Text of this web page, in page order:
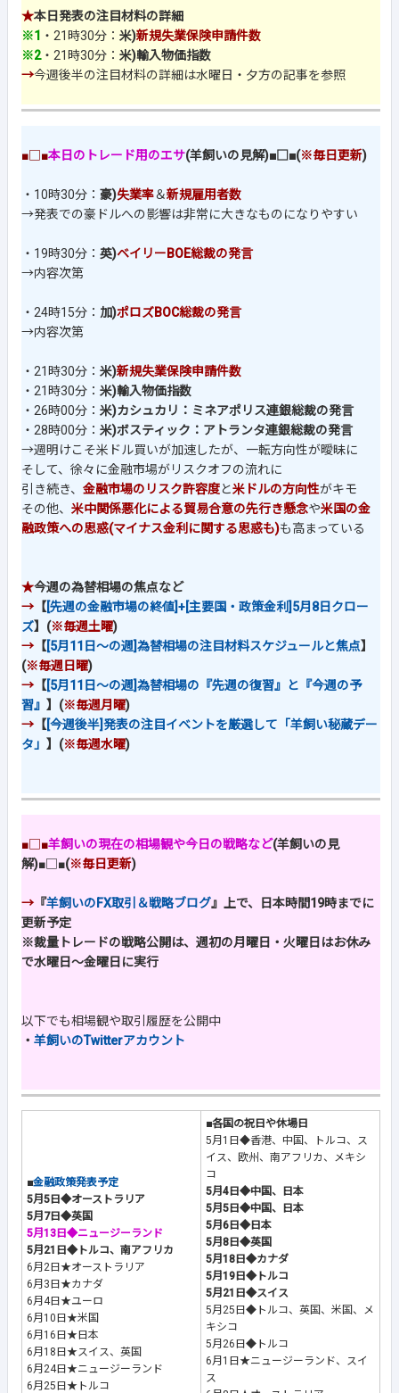
★本日発表の注目材料の詳細
※1 ・21時30分： 米)新規失業保険申請件数
※2・21時30分： 米)輸入物価指数
→今週後半の注目材料の詳細は水曜日・夕方の記事を参照
■□■本日のトレード用のエサ(羊飼いの見解)■□■(※毎日更新)
・10時30分： 豪)失業率＆新規雇用者数
→発表での豪ドルへの影響は非常に大きなものになりやすい
・19時30分： 英)ベイリーBOE総裁の発言
→内容次第
・24時15分： 加)ポロズBOC総裁の発言
→内容次第
・21時30分： 米)新規失業保険申請件数
・21時30分： 米)輸入物価指数
・26時00分： 米)カシュカリ：ミネアポリス連銀総裁の発言
・28時00分： 米)ボスティック：アトランタ連銀総裁の発言
→週明けこそ米ドル買いが加速したが、一転方向性が曖昧に
そして、徐々に金融市場がリスクオフの流れに
引き続き、 金融市場のリスク許容度と米ドルの方向性がキモ
その他、 米中関係悪化による貿易合意の先行き懸念や米国の金
融政策への思惑(マイナス金利に関する思惑も)も高まっている
★今週の為替相場の焦点など
→ 【[先週の金融市場の終値]+[主要国・政策金利]5月8日クロー
ズ】(※毎週土曜)
→ 【[5月11日～の週]為替相場の注目材料スケジュールと焦点】
(※毎週日曜)
→ 【[5月11日～の週]為替相場の『先週の復習』と『今週の予
習』 】(※毎週月曜)
→ 【[今週後半]発表の注目イベントを厳選して「羊飼い秘蔵デー
タ」 】(※毎週水曜)
■□■羊飼いの現在の相場観や今日の戦略など(羊飼いの見
解)■□■(※毎日更新)
→ 『羊飼いのFX取引＆戦略ブログ』上で、日本時間19時までに
更新予定
※裁量トレードの戦略公開は、週初の月曜日・火曜日はお休み
で水曜日～金曜日に実行
以下でも相場観や取引履歴を公開中
・ 羊飼いのTwitterアカウント
■金融政策発表予定
5月5日◆オーストラリア
5月7日◆英国
5月13日◆ニュージーランド
5月21日◆トルコ、南アフリカ
6月2日★オーストラリア
6月3日★カナダ
6月4日★ユーロ
6月10日★米国
6月16日★日本
6月18日★スイス、英国
6月24日★ニュージーランド
6月25日★トルコ
■各国の祝日や休場日
5月1日◆香港、中国、トルコ、ス
イス、欧州、南アフリカ、メキシ
コ
5月4日◆中国、日本
5月5日◆中国、日本
5月6日◆日本
5月8日◆英国
5月18日◆カナダ
5月19日◆トルコ
5月21日◆スイス
5月25日◆トルコ、英国、米国、メ
キシコ
5月26日◆トルコ
6月1日★ニュージーランド、スイ
ス